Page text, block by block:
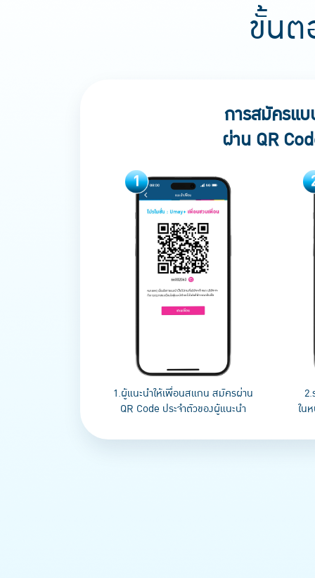
ขั้น
การสมัครแ
ผ่าน QR
1.ผู้แนะนำให้เพื่อนสแกน สมัครผ่าน
QR Code ประจำตัวของผู้แนะนำ
ใน